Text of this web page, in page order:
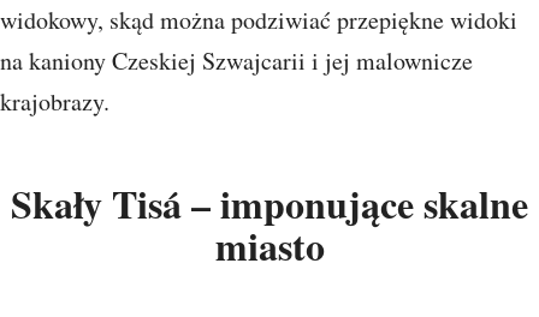
widokowy, skąd można podziwiać przepiękne widoki
na kaniony Czeskiej Szwajcarii i jej malownicze
krajobrazy.
Skały Tisá – imponujące skalne
miasto